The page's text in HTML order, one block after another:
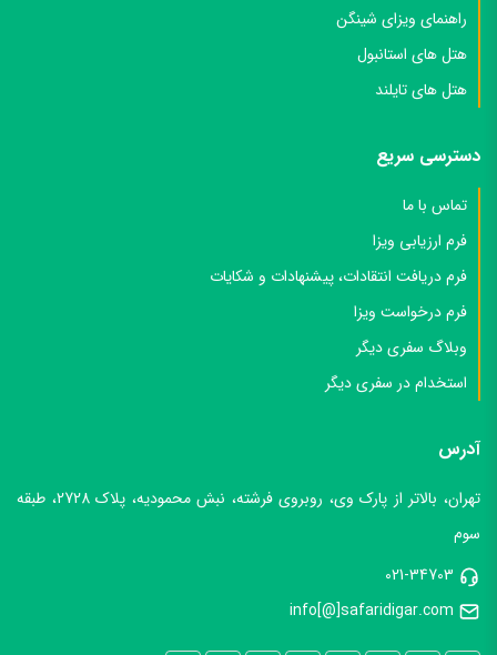
راهنمای ویزای شینگن
هتل های استانبول
هتل های تایلند
دسترسی سریع
تماس با ما
فرم ارزیابی ویزا
فرم دریافت انتقادات، پیشنهادات و شکایات
فرم درخواست ویزا
وبلاگ سفری دیگر
استخدام در سفری دیگر
آدرس
تهران، بالاتر از پارک وی، روبروی فرشته، نبش محمودیه، پلاک 2728، طبقه
سوم
021-34703
info[@]safaridigar.com